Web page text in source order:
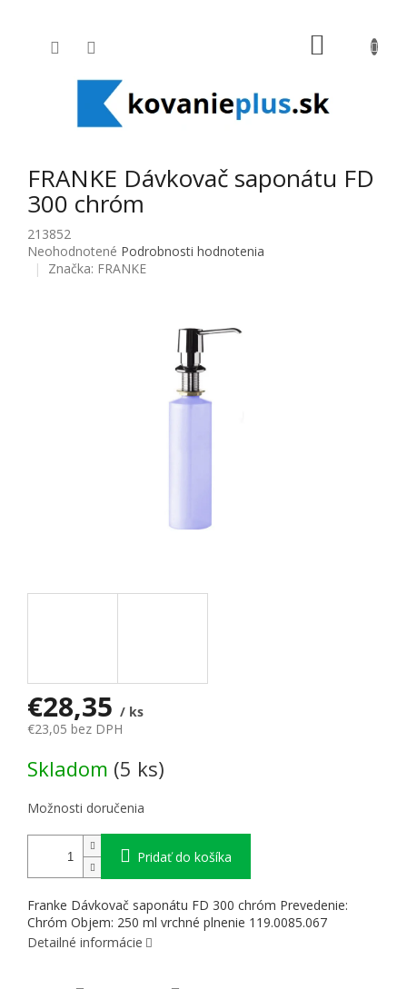
FRANKE Dávkovač saponátu FD
300 chróm
213852
Priemerné hodnotenie produktu je 0,0 z 5 hviezdičiek.
Neohodnotené Podrobnosti hodnotenia
Značka: FRANKE
€28,35 / ks
€23,05 bez DPH
Skladom (5 ks)
Možnosti doručenia
Pridať do košíka
Franke Dávkovač saponátu FD 300 chróm Prevedenie:
Chróm Objem: 250 ml vrchné plnenie 119.0085.067
Detailné informácie